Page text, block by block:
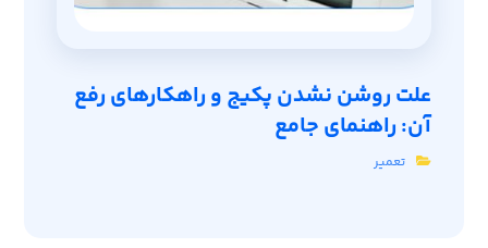
علت روشن نشدن پکیج و راهکارهای رفع
آن: راهنمای جامع
تعمیر